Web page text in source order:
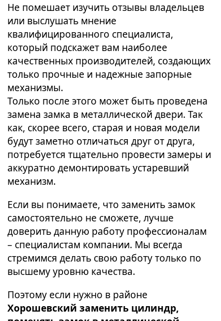
Не помешает изучить отзывы владельцев
или выслушать мнение
квалифицированного специалиста,
который подскажет вам наиболее
качественных производителей, создающих
только прочные и надежные запорные
механизмы.
Только после этого может быть проведена
замена замка в металлической двери. Так
как, скорее всего, старая и новая модели
будут заметно отличаться друг от друга,
потребуется тщательно провести замеры и
аккуратно демонтировать устаревший
механизм.
Если вы понимаете, что заменить замок
самостоятельно не сможете, лучше
доверить данную работу профессионалам
– специалистам компании. Мы всегда
стремимся делать свою работу только по
высшему уровню качества.
Поэтому если нужно в районе
Хорошевский заменить цилиндр,